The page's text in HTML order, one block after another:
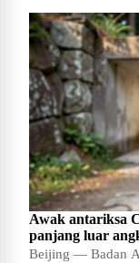
Awak antariksa
panjang luar
Beijing — Badan